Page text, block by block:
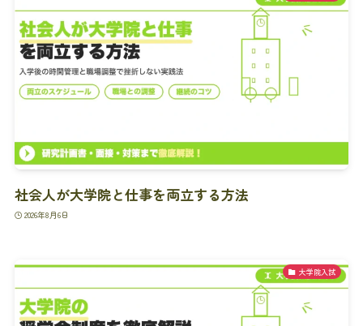
社会人が大学院と仕事を両立する方法
2026年8月6日
大学院入試